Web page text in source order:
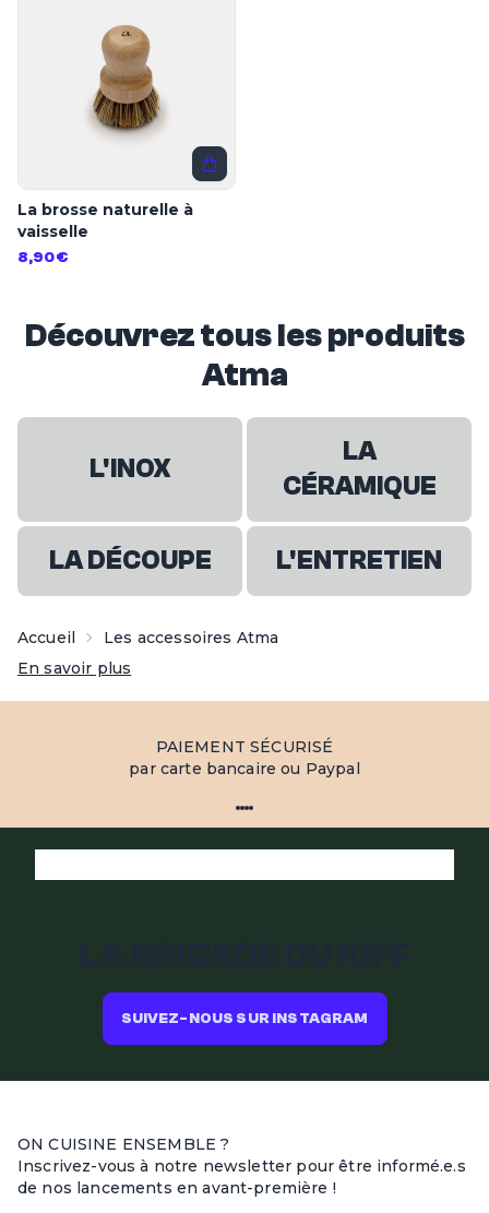
La brosse naturelle à
vaisselle
8,90€
Découvrez tous les produits
Atma
L'INOX
LA
CÉRAMIQUE
LA DÉCOUPE L'ENTRETIEN
Accueil
Les accessoires Atma
En savoir plus
PAIEMENT SÉCURISÉ
par carte bancaire ou Paypal
SUIVEZ-NOUS SUR INSTAGRAM
ON CUISINE ENSEMBLE ?
Inscrivez-vous à notre newsletter pour être informé.e.s
de nos lancements en avant-première !